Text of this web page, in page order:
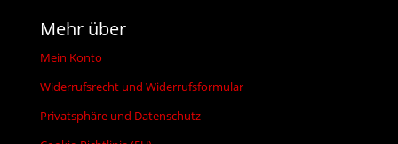
Mehr über
Mein Konto
Widerrufsrecht und Widerrufsformular
Privatsphäre und Datenschutz